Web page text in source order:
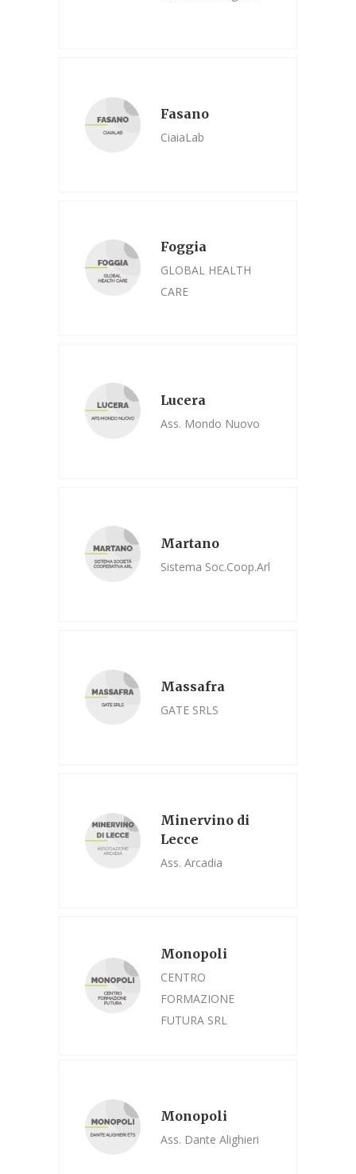
Fasano
CiaiaLab
Foggia
GLOBAL HEALTH
CARE
Lucera
Ass. Mondo Nuovo
Martano
Sistema Soc.Coop.Arl
Massafra
GATE SRLS
Minervino di
Lecce
Ass. Arcadia
Monopoli
CENTRO
FORMAZIONE
FUTURA SRL
Monopoli
Ass. Dante Alighieri